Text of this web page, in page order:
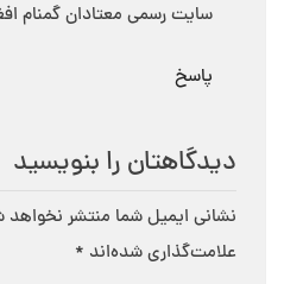
سایت رسمی معتادان گمنام
پاسخ
دیدگاهتان را بنویسید
نشانی ایمیل شما منتشر
علامت‌گذاری شده‌اند *